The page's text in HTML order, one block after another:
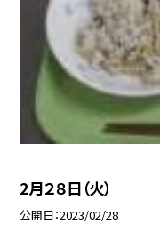
2月２８日（火）
公開日 2023/02/28